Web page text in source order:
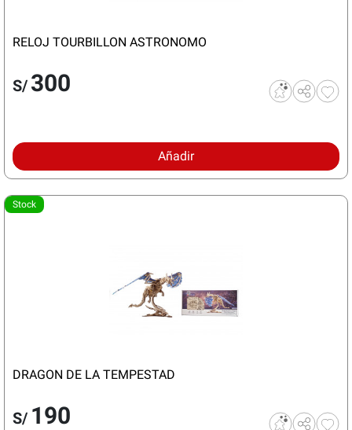
RELOJ TOURBILLON ASTRONOMO
S/ 300
Añadir
Stock
DRAGON DE LA TEMPESTAD
S/ 190